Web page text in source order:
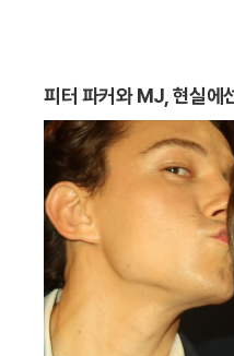
피터 파커와 MJ, 현실에